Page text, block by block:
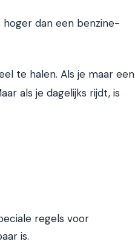
dan een benzine-
te halen. Als je maar een
als je dagelijks rijdt, is
regels voor
is.